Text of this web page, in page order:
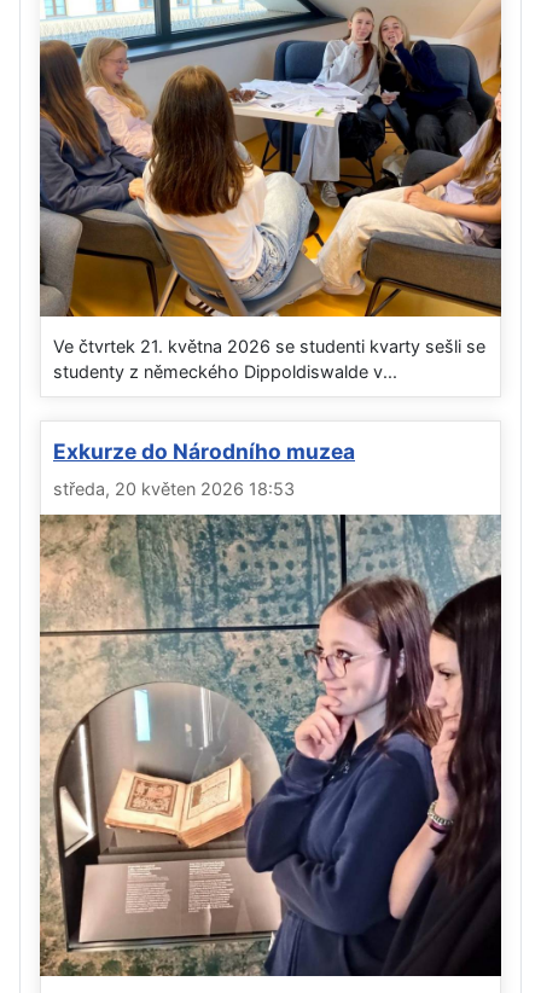
Ve čtvrtek 21. května 2026 se studenti kvarty sešli se
studenty z německého Dippoldiswalde v...
Exkurze do Národního muzea
středa, 20 květen 2026 18:53